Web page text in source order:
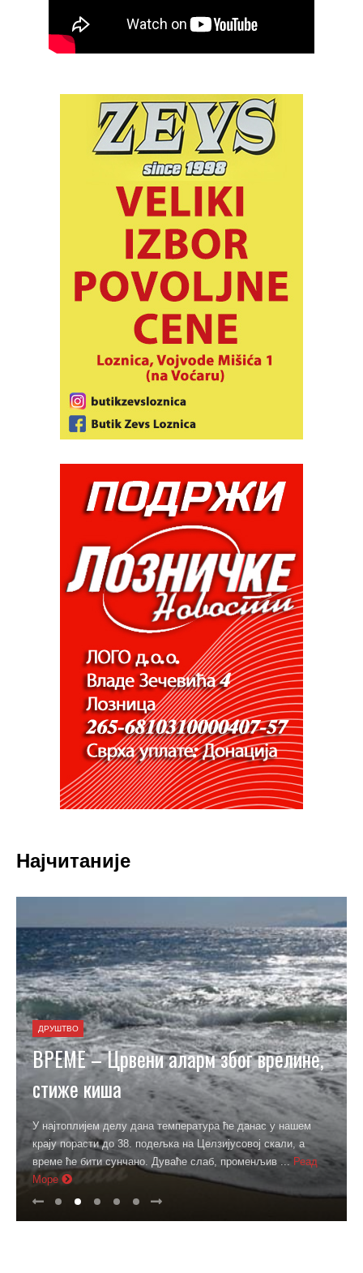
Најчитаније
ДРУШТВО
ВРЕМЕ – Црвени аларм због врелине,
стиже киша
У најтоплијем делу дана температура ће данас у нашем
крају порасти до 38. подељка на Целзијусовој скали, а
време ће бити сунчано. Дуваће слаб, променљив ... Реад
Море